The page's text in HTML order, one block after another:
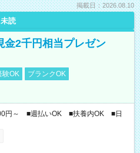
掲載日：2026.08.10
未読
金2千円相当プレゼン
験OK
ブランクOK
円～ ■週払いOK ■扶養内OK ■日